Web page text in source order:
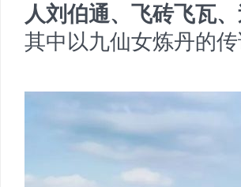
人刘伯通、飞砖飞瓦
其中以九仙女炼丹的